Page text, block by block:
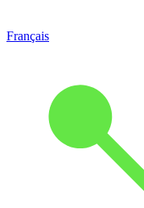
Français